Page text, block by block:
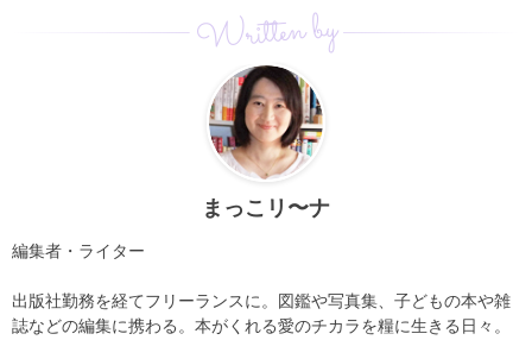
Written by
まっこリ〜ナ
編集者・ライター
出版社勤務を経てフリーランスに。図鑑や写真集、子どもの本や雑
誌などの編集に携わる。本がくれる愛のチカラを糧に生きる日々。